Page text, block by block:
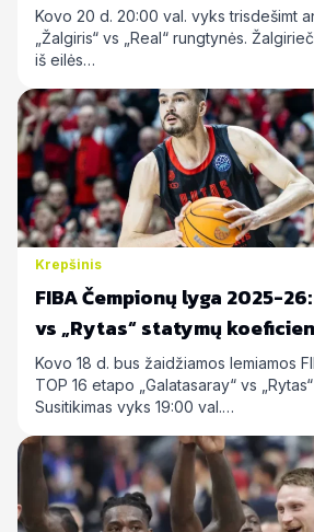
Kovo 20 d. 20:00 val. vyks trisdešimt
„Žalgiris“ vs „Real“ rungtynės.
iš eilės…
Krepšinis
FIBA Čempionų lyga 2025-
vs „Rytas“ statymų
Kovo 18 d. bus žaidžiamos lemiamos
TOP 16 etapo „Galatasaray“ vs
Susitikimas vyks 19:00 val.…